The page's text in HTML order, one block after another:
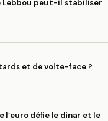
Lebbou peut-il stabiliser
et de volte-face ?
l’euro défie le dinar et le